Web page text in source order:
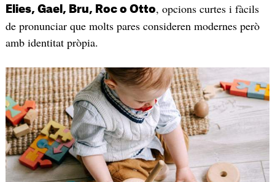
Elies, Gael, Bru, Roc o Otto, opcions curtes i fàcils
de pronunciar que molts pares consideren modernes però
amb identitat pròpia.